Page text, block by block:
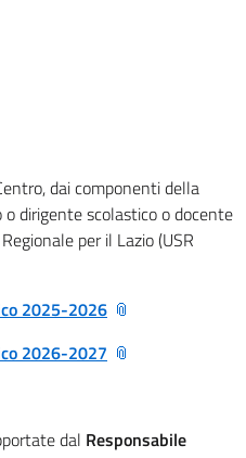
dai componenti della
dirigente scolastico o docente
per il Lazio (USR
2025-2026
2026-2027
dal Responsabile